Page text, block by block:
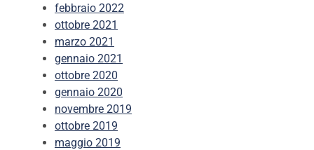
febbraio 2022
ottobre 2021
marzo 2021
gennaio 2021
ottobre 2020
gennaio 2020
novembre 2019
ottobre 2019
maggio 2019